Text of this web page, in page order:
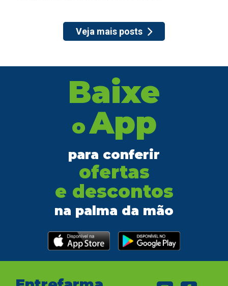
Veja mais posts
Baixe
oApp
para conferir
ofertas
e descontos
na palma da mão